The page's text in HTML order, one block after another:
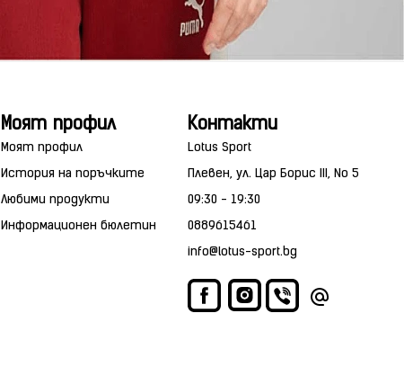
Моят профил
Моят профил
История на поръчките
Любими продукти
Информационен бюлетин
Контакти
Lotus Sport
Плевен, ул. Цар Борис III, No 5
09:30 - 19:30
0889615461
info@lotus-sport.bg